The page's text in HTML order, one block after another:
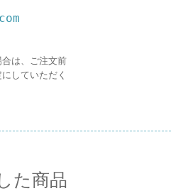
は、ご注文前
していただく
た商品